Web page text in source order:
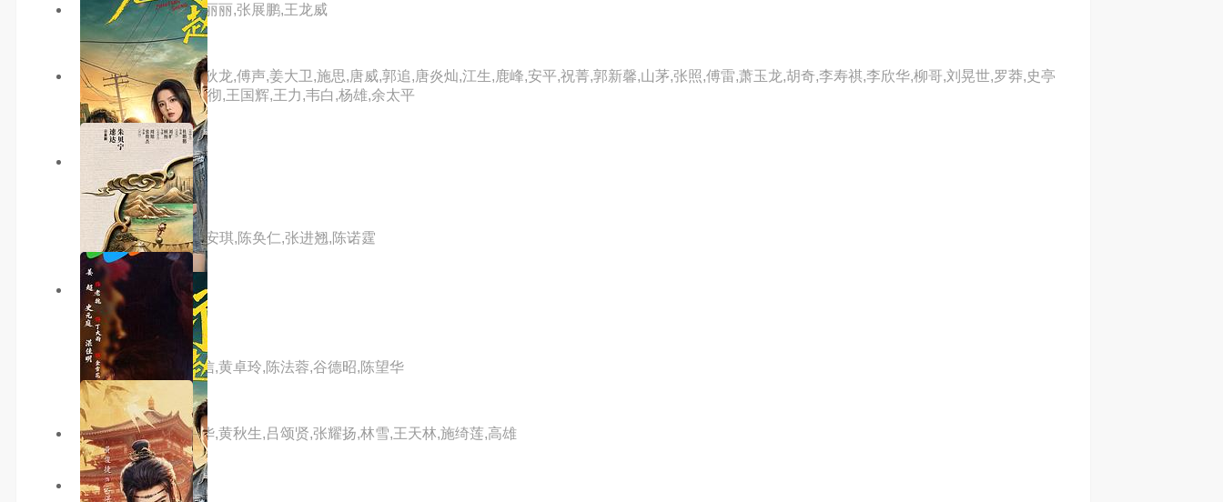
主演：傅声,小侯,李丽丽,张展鹏,王龙威
主演：刘永,戚冠军,狄龙,傅声,姜大卫,施思,唐威,郭追,唐炎灿,江生,鹿峰,安平,祝菁,郭新馨,山茅,张照,傅雷,萧玉龙,胡奇,李寿祺,李欣华,柳哥,刘晃世,罗莽,史亭
根,孙新祥,孙树培,戴彻,王国辉,王力,韦白,杨雄,余太平
hd
4拍4家族
主演：泰迪·罗宾,谢安琪,陈奂仁,张进翘,陈诺霆
8.0分 hd
枪王
主演：张国荣,方中信,黄卓玲,陈法蓉,谷德昭,陈望华
主演：吴镇宇,任达华,黄秋生,吕颂贤,张耀扬,林雪,王天林,施绮莲,高雄
8.0分 hd